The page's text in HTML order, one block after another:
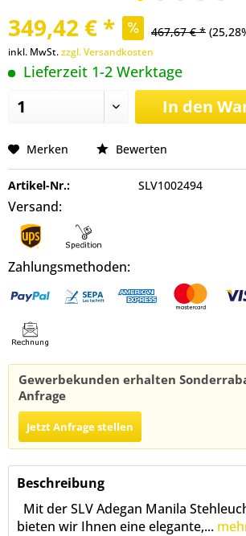
349,42 € * 467,67 € *
inkl. MwSt.zzgl. Versandkosten
Lieferzeit 1-2 Werktage
In den
Merken Bewerten
Artikel-Nr.: SLV1002494
Versand:
Zahlungsmethoden:
Gewerbekunden erhalten
Anfrage
Jetzt Anfrage stellen
Beschreibung
Mit der SLV Adegan Manila
bieten wir Ihnen eine elegante,...